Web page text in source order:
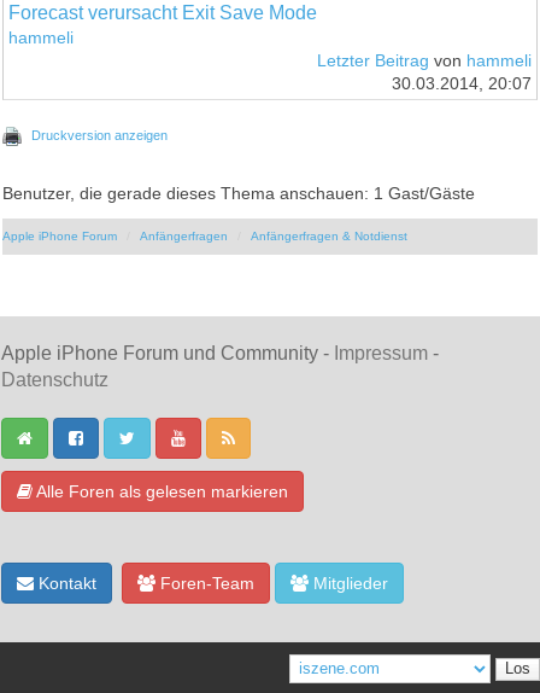
Forecast verursacht Exit Save Mode
hammeli
Letzter Beitrag von hammeli
30.03.2014, 20:07
Druckversion anzeigen
Benutzer, die gerade dieses Thema anschauen: 1 Gast/Gäste
Apple iPhone Forum Anfängerfragen Anfängerfragen & Notdienst
Apple iPhone Forum und Community - Impressum -
Datenschutz
Alle Foren als gelesen markieren
Kontakt Foren-Team Mitglieder